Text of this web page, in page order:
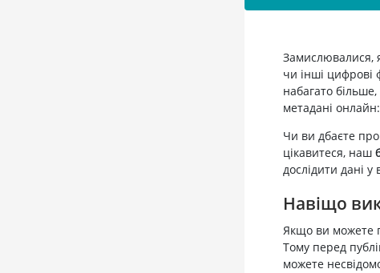
Замислювалися,
чи інші цифрові
набагато
метадані
Чи ви дбаєте
цікавитеся, наш
дослідити дані
Навіщо
Якщо ви можете
Тому перед
можете